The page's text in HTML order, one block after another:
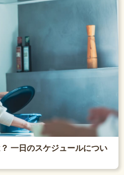
一日のスケジュールについ